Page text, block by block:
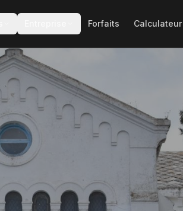
Forfaits Calculateur